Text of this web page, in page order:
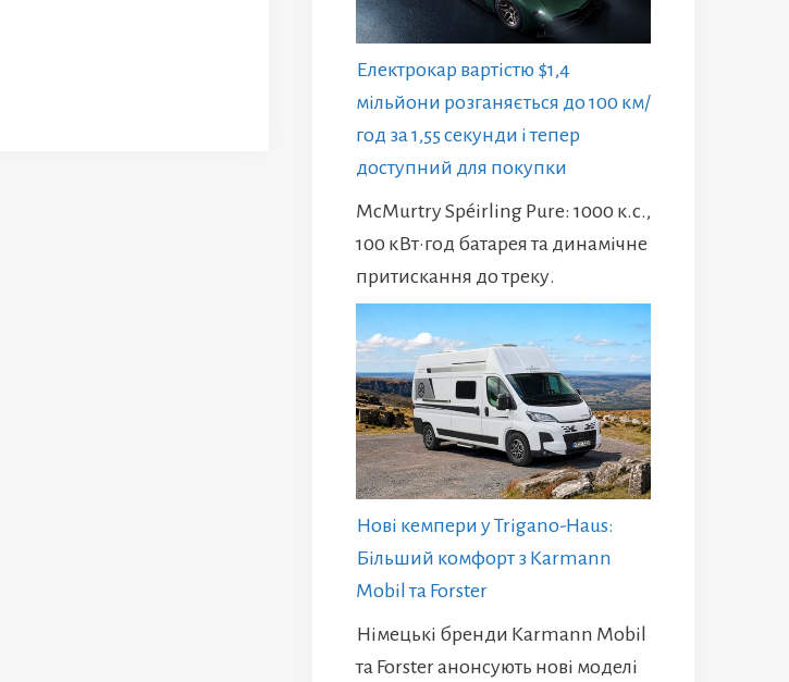
Електрокар вартістю $1,4
мільйони розганяється до 100 км/
год за 1,55 секунди і тепер
доступний для покупки
McMurtry Spéirling Pure: 1000 к.с.,
100 кВт·год батарея та динамічне
притискання до треку.
Нові кемпери у Trigano-Haus:
Більший комфорт з Karmann
Mobil та Forster
Німецькі бренди Karmann Mobil
та Forster анонсують нові моделі